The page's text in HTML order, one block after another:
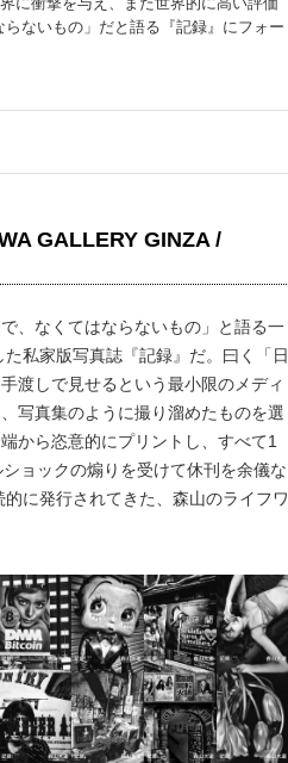
ないもの」だと語る『記録』にフォー
GALLERY GINZA /
、なくてはならないもの」と語る一
私家版写真誌『記録』だ。曰く「日
渡しで⾒せるという最⼩限のメディ
写真集のように撮り溜めたものを選
から恣意的にプリントし、すべて1
ョックの煽りを受けて休刊を余儀な
に発行されてきた、森山のライフワ